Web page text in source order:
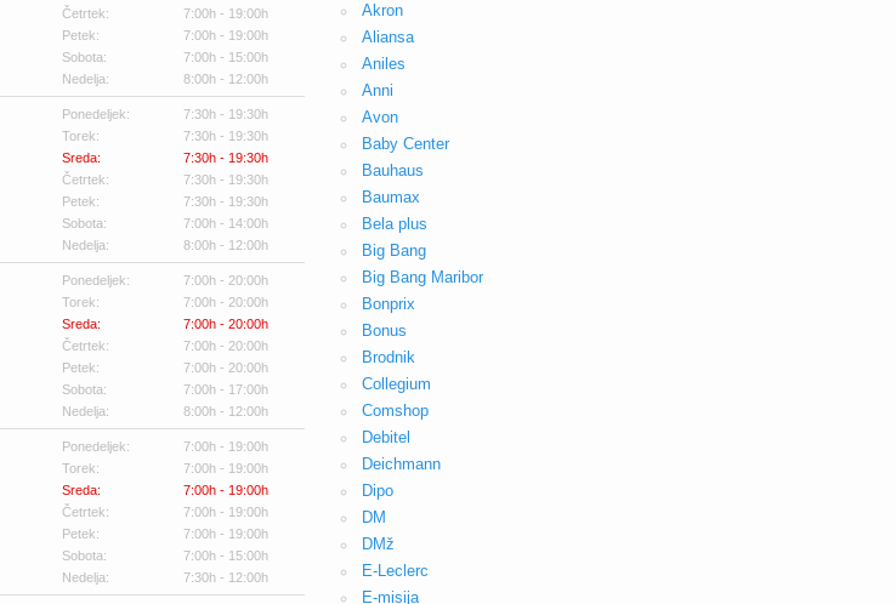
Četrtek:
7:00h - 19:00h
Petek:
7:00h - 19:00h
Sobota:
7:00h - 15:00h
Nedelja:
8:00h - 12:00h
Ponedeljek:
7:30h - 19:30h
Torek:
7:30h - 19:30h
Sreda:
7:30h - 19:30h
Četrtek:
7:30h - 19:30h
Petek:
7:30h - 19:30h
Sobota:
7:00h - 14:00h
Nedelja:
8:00h - 12:00h
Ponedeljek:
7:00h - 20:00h
Torek:
7:00h - 20:00h
Sreda:
7:00h - 20:00h
Četrtek:
7:00h - 20:00h
Petek:
7:00h - 20:00h
Sobota:
7:00h - 17:00h
Nedelja:
8:00h - 12:00h
Ponedeljek:
7:00h - 19:00h
Torek:
7:00h - 19:00h
Sreda:
7:00h - 19:00h
Četrtek:
7:00h - 19:00h
Petek:
7:00h - 19:00h
Sobota:
7:00h - 15:00h
Nedelja:
7:30h - 12:00h
Akron
Aliansa
Aniles
Anni
Avon
Baby Center
Bauhaus
Baumax
Bela plus
Big Bang
Big Bang Maribor
Bonprix
Bonus
Brodnik
Collegium
Comshop
Debitel
Deichmann
Dipo
DM
DMž
E-Leclerc
E-misija